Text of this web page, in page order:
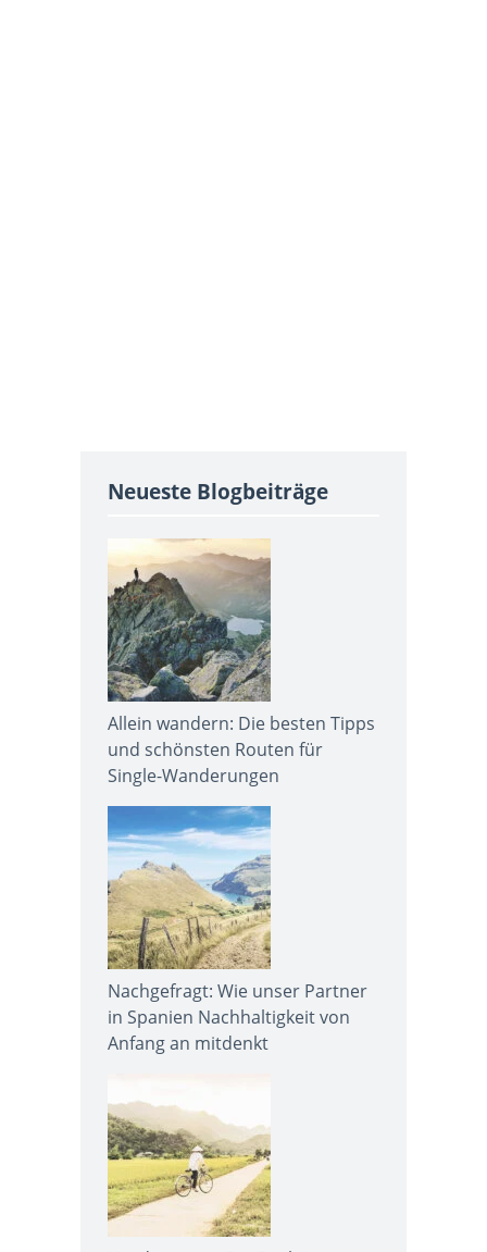
Neueste Blogbeiträge
Allein wandern: Die besten Tipps
und schönsten Routen für
Single-Wanderungen
Nachgefragt: Wie unser Partner
in Spanien Nachhaltigkeit von
Anfang an mitdenkt